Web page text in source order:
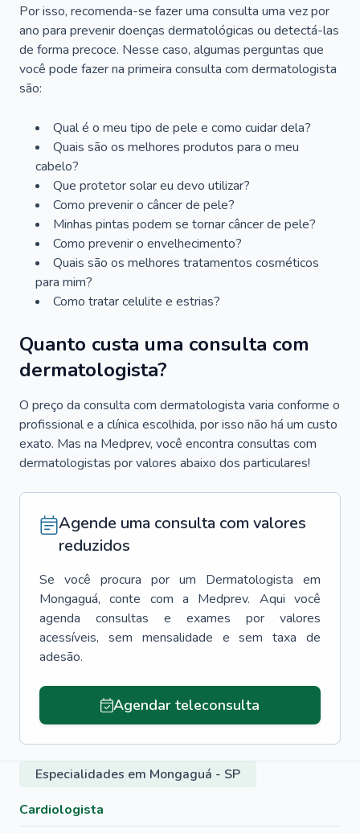
Por isso, recomenda-se fazer uma consulta uma vez por
ano para prevenir doenças dermatológicas ou detectá-las
de forma precoce. Nesse caso, algumas perguntas que
você pode fazer na primeira consulta com dermatologista
são:
Qual é o meu tipo de pele e como cuidar dela?
Quais são os melhores produtos para o meu
cabelo?
Que protetor solar eu devo utilizar?
Como prevenir o câncer de pele?
Minhas pintas podem se tornar câncer de pele?
Como prevenir o envelhecimento?
Quais são os melhores tratamentos cosméticos
para mim?
Como tratar celulite e estrias?
Quanto custa uma consulta com
dermatologista?
O preço da consulta com dermatologista varia conforme o
profissional e a clínica escolhida, por isso não há um custo
exato. Mas na Medprev, você encontra consultas com
dermatologistas por valores abaixo dos particulares!
Agende uma consulta com valores
reduzidos
Se você procura por um Dermatologista em
Mongaguá, conte com a Medprev. Aqui você
agenda consultas e exames por valores
acessíveis, sem mensalidade e sem taxa de
adesão.
Agendar teleconsulta
Especialidades em Mongaguá - SP
Cardiologista